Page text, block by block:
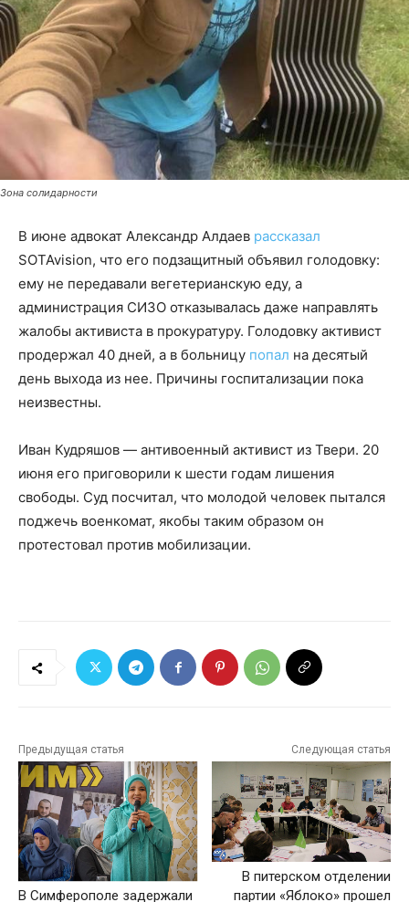
Зона солидарности
В июне адвокат Александр Алдаев рассказал
SOTAvision, что его подзащитный объявил голодовку:
ему не передавали вегетерианскую еду, а
администрация СИЗО отказывалась даже направлять
жалобы активиста в прокуратуру. Голодовку активист
продержал 40 дней, а в больницу попал на десятый
день выхода из нее. Причины госпитализации пока
неизвестны.
Иван Кудряшов — антивоенный активист из Твери. 20
июня его приговорили к шести годам лишения
свободы. Суд посчитал, что молодой человек пытался
поджечь военкомат, якобы таким образом он
протестовал против мобилизации.
Предыдущая статья
В Симферополе задержали
Следующая статья
В питерском отделении
партии «Яблоко» прошел